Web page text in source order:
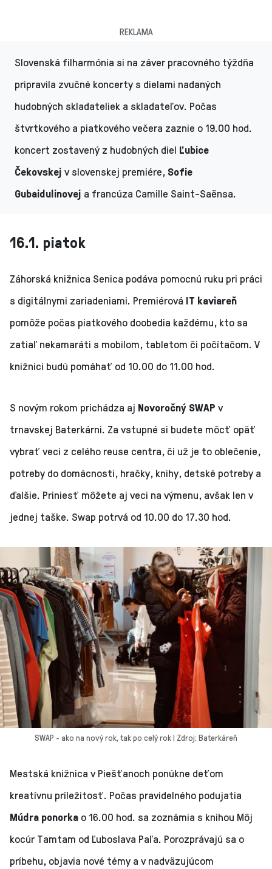
REKLAMA
Slovenská filharmónia si na záver pracovného týždňa
pripravila zvučné koncerty s dielami nadaných
hudobných skladateliek a skladateľov. Počas
štvrtkového a piatkového večera zaznie o 19.00 hod.
koncert zostavený z hudobných diel Ľubice
Čekovskej v slovenskej premiére, Sofie
Gubaidulinovej a francúza Camille Saint-Saënsa.
16.1. piatok
Záhorská knižnica Senica podáva pomocnú ruku pri práci
s digitálnymi zariadeniami. Premiérová IT kaviareň
pomôže počas piatkového doobedia každému, kto sa
zatiaľ nekamaráti s mobilom, tabletom či počítačom. V
knižnici budú pomáhať od 10.00 do 11.00 hod.
S novým rokom prichádza aj Novoročný SWAP v
trnavskej Baterkárni. Za vstupné si budete môcť opäť
vybrať veci z celého reuse centra, či už je to oblečenie,
potreby do domácnosti, hračky, knihy, detské potreby a
ďalšie. Priniesť môžete aj veci na výmenu, avšak len v
jednej taške. Swap potrvá od 10.00 do 17.30 hod.
SWAP - ako na nový rok, tak po celý rok | Zdroj: Baterkáreň
Mestská knižnica v Piešťanoch ponúkne deťom
kreatívnu príležitosť. Počas pravidelného podujatia
Múdra ponorka o 16.00 hod. sa zoznámia s knihou Môj
kocúr Tamtam od Ľuboslava Paľa. Porozprávajú sa o
príbehu, objavia nové témy a v nadväzujúcom